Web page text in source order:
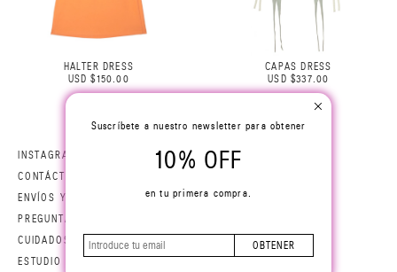
HALTER DRESS
USD $150.00
CAPAS DRESS
USD $337.00
INSTAGRAM
CONTÁCTANOS
ENVÍOS Y DEVOLUCIONES
PREGUNTAS FRECUENTES
CUIDADOS DE PRENDA
ESTUDIO DE REPARACIÓN
Suscríbete a nuestro newsletter para obtener
10% OFF
en tu primera compra.
OBTENER